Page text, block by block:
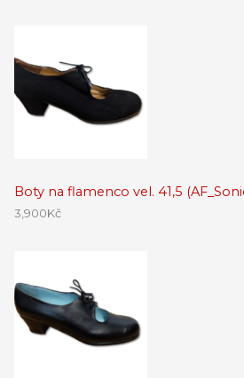
Boty na flamenco vel. 41,5
3,900Kč